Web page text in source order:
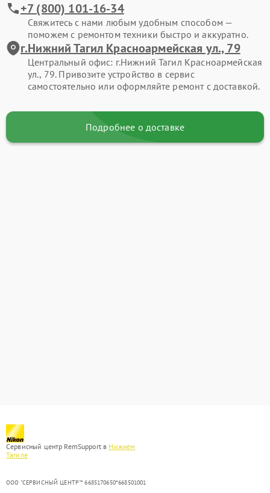
+7 (800) 101-16-34
Свяжитесь с нами любым удобным способом —
поможем с ремонтом техники быстро и аккуратно.
г.Нижний Тагил Красноармейская ул., 79
Центральный офис: г.Нижний Тагил Красноармейская
ул., 79. Привозите устройство в сервис
самостоятельно или оформляйте ремонт с доставкой.
Подробнее о доставке
Сервисный центр RemSupport в Нижнем
Тагиле
ООО "СЕРВИСНЫЙ ЦЕНТР"* 6685170650*668501001